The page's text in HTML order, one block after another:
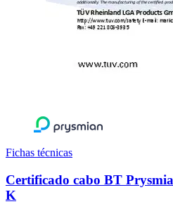
Fichas técnicas
Certificado cabo BT
K​